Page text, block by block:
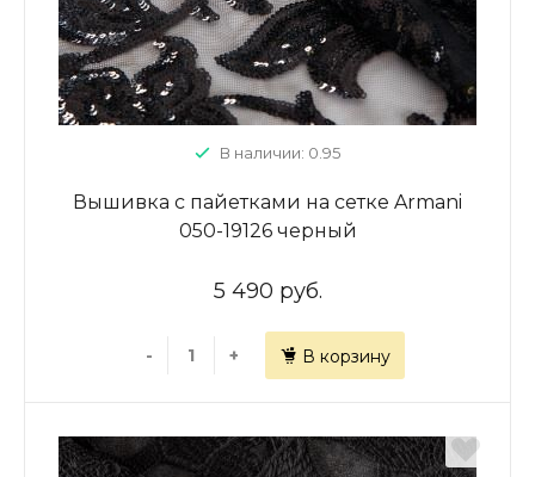
В наличии: 0.95
Вышивка с пайетками на сетке Armani
050-19126 черный
5 490 руб.
- + В корзину